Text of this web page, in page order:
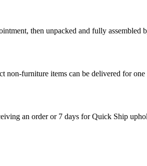
then unpacked and fully
furniture items can be delivered for
an order or 7 days for Quick Ship